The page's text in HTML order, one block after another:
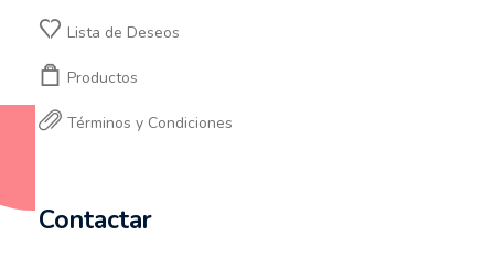
Lista de Deseos
Productos
Términos y Condiciones
Contactar